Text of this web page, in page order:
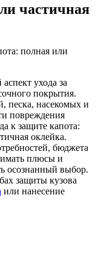
частичная
полная или
ухода за
покрытия.
песка, насекомых и
повреждения
к защите капота:
оклейка.
бюджета
плюсы и
осознанный выбор.
защиты кузова
или нанесение